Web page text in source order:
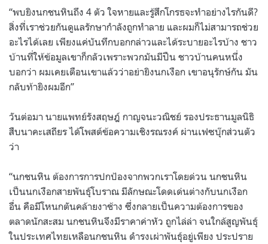
“พบยิงนกชนหินถึง 4 ตัว ใจหายและรู้สึกโกรธจะทำอย่างไรกันดี?
สิ่งที่เราช่วยกันดูแลรักษากำลังถูกทำลาย และผมก็ไม่สามารถช่วย
อะไรได้เลย เพียงแค่บันทึกบอกกล่าวและได้ระบายอะไรบ้าง ชาว
บ้านที่ให้ข้อมูลเขาก็กลัวเพราะพวกมันมีปืน ชาวบ้านคนหนึ่ง
บอกว่า ผมเคยเตือนเขาแล้วว่าอย่ายิงนกเงือก เขาอนุรักษ์กัน มัน
กลับท้ายิงผมอีก”
วันต่อมา นายแพทย์รังสฤษฎ์ กาญจนะวณิชย์ รองประธานมูลนิธิ
สืบนาคะเสถียร ได้โพสต์ข้อความเชิงรณรงค์ ผ่านเฟซบุ๊กส่วนตัว
ว่า
“นกชนหิน ต้องการการปกป้องจากพวกเราโดยด่วน นกชนหิน
เป็นนกเงือกสายพันธุ์โบราณ มีลักษณะโดดเด่นต่างกับนกเงือก
อื่น คือมีโหนกตันคล้ายงาช้าง ซึ่งกลายเป็นความต้องการของ
ตลาดนักสะสม นกชนหินจึงมีราคาค่าหัว ถูกไล่ล่า จนใกล้สูญพันธุ์
ในประเทศไทยเหลือนกชนหิน ดำรงเผ่าพันธุ์อยู่เพียง ประปราย